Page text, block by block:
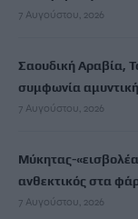
7 Αυγούστου, 2026
Σαουδική Αραβία,
συμφωνία
7 Αυγούστου, 2026
Μύκητας-
ανθεκτικός στα
7 Αυγούστου, 2026